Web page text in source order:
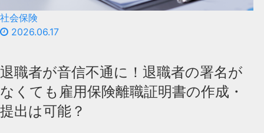
社会保険
2026.06.17
退職者が音信不通に！退職者の署名が
なくても雇用保険離職証明書の作成・
提出は可能？